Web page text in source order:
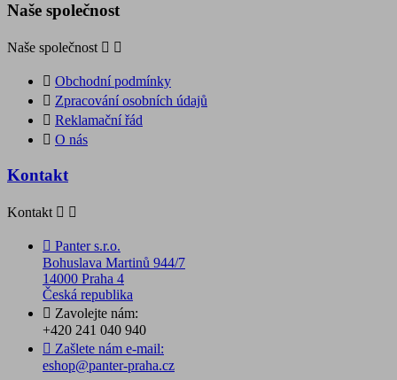
Naše společnost
Naše společnost  
 Obchodní podmínky
 Zpracování osobních údajů
 Reklamační řád
 O nás
Kontakt
Kontakt  
 Panter s.r.o.
Bohuslava Martinů 944/7
14000 Praha 4
Česká republika
 Zavolejte nám:
+420 241 040 940
 Zašlete nám e-mail:
eshop@panter-praha.cz